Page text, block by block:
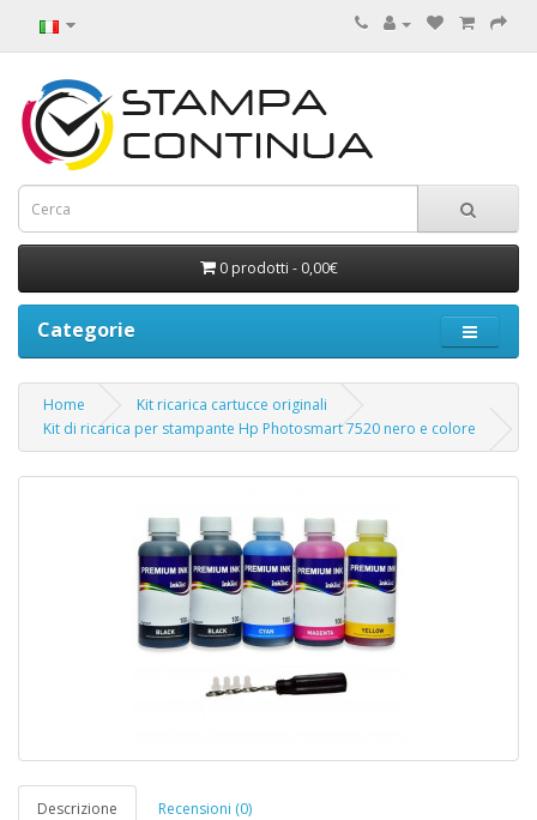
0 prodotti - 0,00€
Categorie
Home
Kit ricarica cartucce originali
Kit di ricarica per stampante Hp Photosmart 7520 nero e colore
Descrizione Recensioni (0)